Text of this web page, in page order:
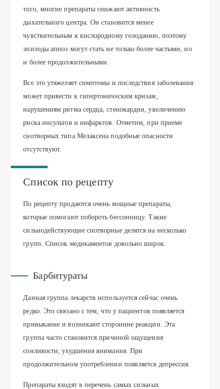
того, многие препараты снижают активность
дыхательного центра. Он становится менее
чувствительным к кислородному голоданию, поэтому
эпизоды апноэ могут стать не только более частыми, но
и более продолжительными.
Все это утяжеляет симптомы и последствия заболевания:
может привести к гипертоническим кризам,
нарушениям ритма сердца, стенокардии, увеличению
риска инсультов и инфарктов. Отметим, при приеме
снотворных типа Мелаксена подобные опасности
отсутствуют.
Список по рецепту
По рецепту продаются очень мощные препараты,
которые помогают побороть бессонницу. Такие
сильнодействующие снотворные делятся на несколько
групп. Список медикаментов довольно широк.
Барбитураты
Данная группа лекарств используется сейчас очень
редко. Это связано с тем, что у пациентов появляется
привыкание и возникают сторонние реакции. Эта
группа часто становится причиной ощущения
сонливости, ухудшения внимания. При
продолжительном употреблении появляется депрессия.
Препараты входят в перечень самых сильных